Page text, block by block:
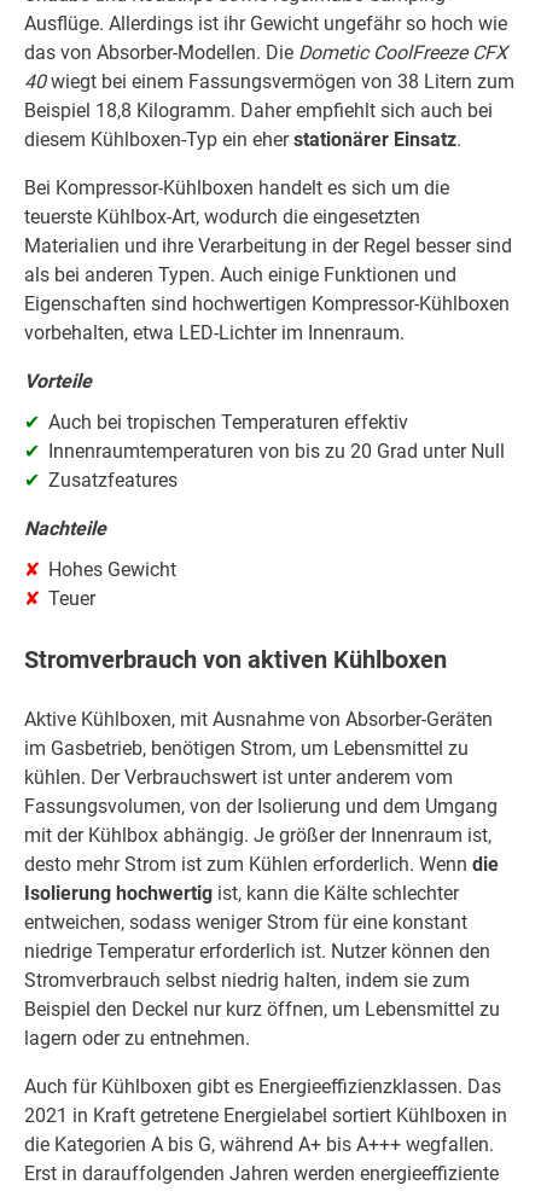
Ausflüge. Allerdings ist ihr Gewicht ungefähr so hoch wie
das von Absorber-Modellen. Die Dometic CoolFreeze CFX
40wiegt bei einem Fassungsvermögen von 38 Litern zum
Beispiel 18,8 Kilogramm. Daher empfiehlt sich auch bei
diesem Kühlboxen-Typ ein eherstationärer Einsatz.
Bei Kompressor-Kühlboxen handelt es sich um die
teuerste Kühlbox-Art, wodurch die eingesetzten
Materialien und ihre Verarbeitung in der Regel besser sind
als bei anderen Typen. Auch einige Funktionen und
Eigenschaften sind hochwertigen Kompressor-Kühlboxen
vorbehalten, etwa LED-Lichter im Innenraum.
Vorteile
Auch bei tropischen Temperaturen effektiv
Innenraumtemperaturen von bis zu 20 Grad unter Null
Zusatzfeatures
Nachteile
Hohes Gewicht
Teuer
Stromverbrauch von aktiven Kühlboxen
Aktive Kühlboxen, mit Ausnahme von Absorber-Geräten
im Gasbetrieb, benötigen Strom, um Lebensmittel zu
kühlen. Der Verbrauchswert ist unter anderem vom
Fassungsvolumen, von der Isolierung und dem Umgang
mit der Kühlbox abhängig. Je größer der Innenraum ist,
desto mehr Strom ist zum Kühlen erforderlich. Wenn die
Isolierung hochwertig ist, kann die Kälte schlechter
entweichen, sodass weniger Strom für eine konstant
niedrige Temperatur erforderlich ist. Nutzer können den
Stromverbrauch selbst niedrig halten, indem sie zum
Beispiel den Deckel nur kurz öffnen, um Lebensmittel zu
lagern oder zu entnehmen.
Auch für Kühlboxen gibt es Energieeffizienzklassen. Das
2021 in Kraft getretene Energielabel sortiert Kühlboxen in
die Kategorien A bis G, während A+ bis A+++ wegfallen.
Erst in darauffolgenden Jahren werden energieeffiziente